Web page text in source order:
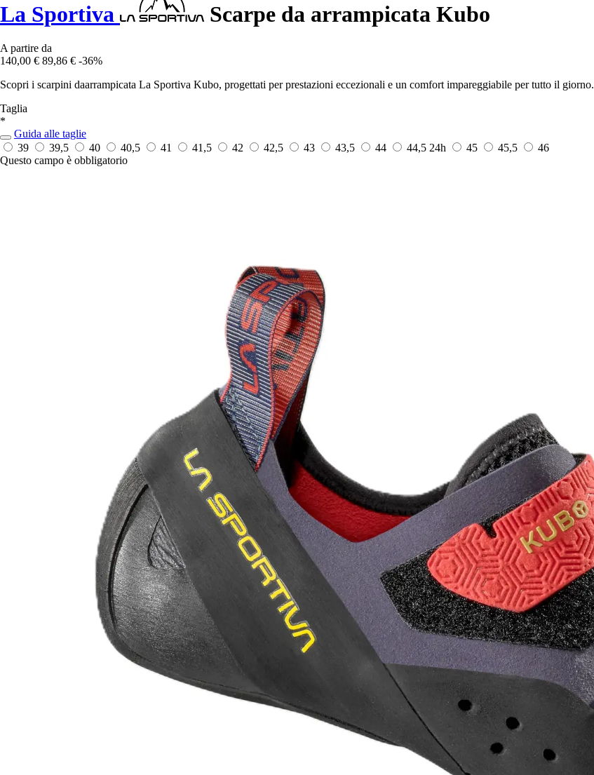
La Sportiva Scarpe da arrampicata Kubo
A partire da
140,00 € 89,86 € -36%
Scopri i scarpini daarrampicata La Sportiva Kubo, progettati per prestazioni eccezionali e un comfort impareggiabile per tutto il giorno.
Taglia
*
Guida alle taglie
39
39,5 40 40,5 41 41,5 42 42,5 43 43,5 44 44,5 24h 45 45,5
46
Questo campo è obbligatorio